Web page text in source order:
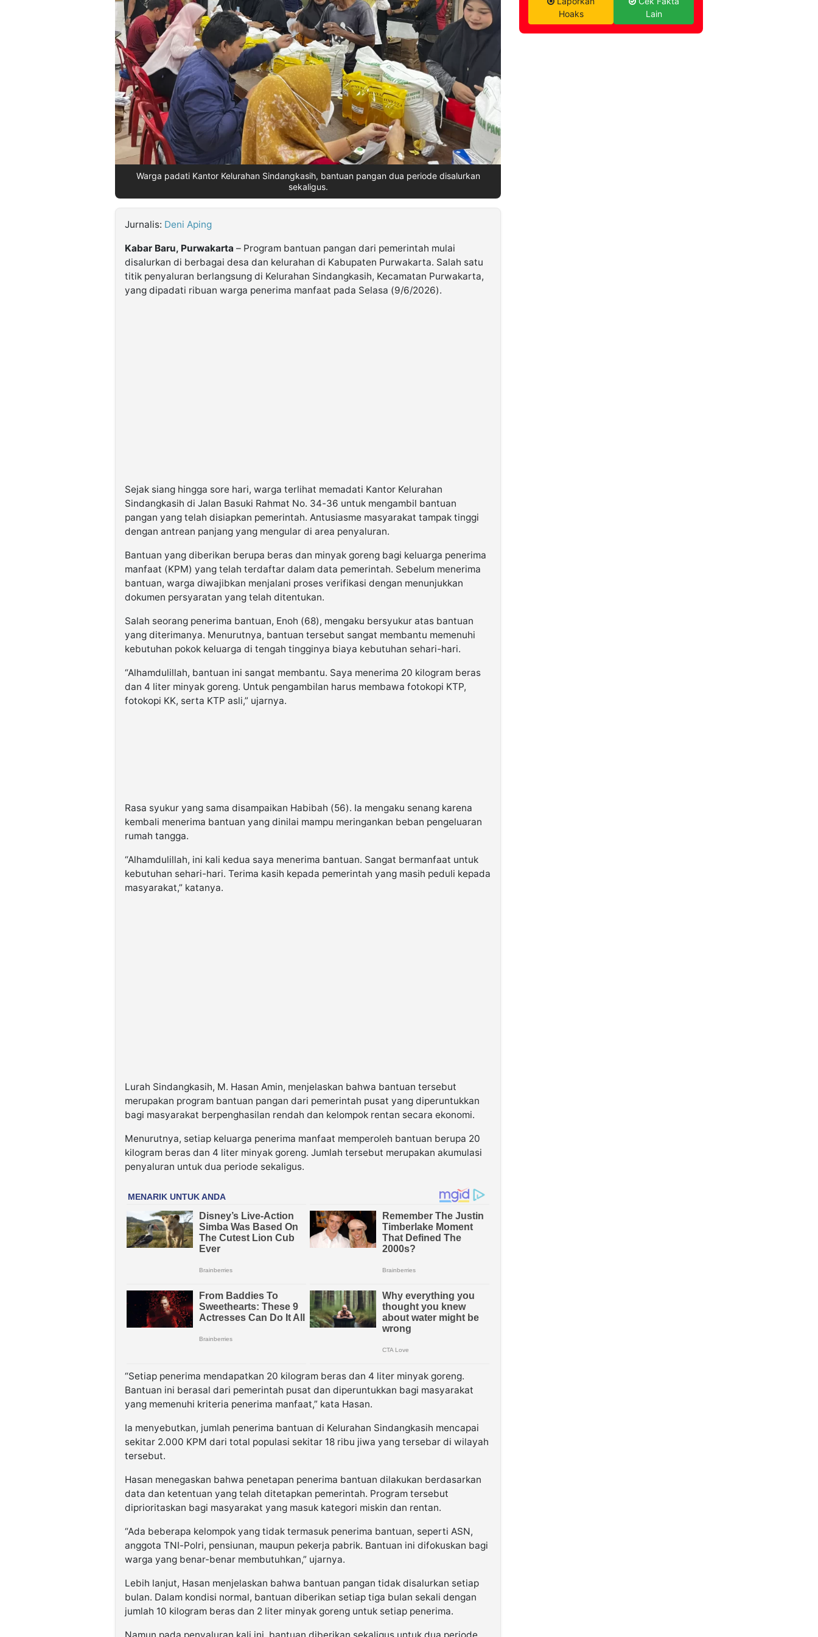
Warga padati Kantor Kelurahan Sindangkasih, bantuan pangan dua periode disalurkan
sekaligus.
Jurnalis: Deni Aping
Kabar Baru, Purwakarta – Program bantuan pangan dari pemerintah mulai
disalurkan di berbagai desa dan kelurahan di Kabupaten Purwakarta. Salah satu
titik penyaluran berlangsung di Kelurahan Sindangkasih, Kecamatan Purwakarta,
yang dipadati ribuan warga penerima manfaat pada Selasa (9/6/2026).
Sejak siang hingga sore hari, warga terlihat memadati Kantor Kelurahan
Sindangkasih di Jalan Basuki Rahmat No. 34-36 untuk mengambil bantuan
pangan yang telah disiapkan pemerintah. Antusiasme masyarakat tampak tinggi
dengan antrean panjang yang mengular di area penyaluran.
Bantuan yang diberikan berupa beras dan minyak goreng bagi keluarga penerima
manfaat (KPM) yang telah terdaftar dalam data pemerintah. Sebelum menerima
bantuan, warga diwajibkan menjalani proses verifikasi dengan menunjukkan
dokumen persyaratan yang telah ditentukan.
Salah seorang penerima bantuan, Enoh (68), mengaku bersyukur atas bantuan
yang diterimanya. Menurutnya, bantuan tersebut sangat membantu memenuhi
kebutuhan pokok keluarga di tengah tingginya biaya kebutuhan sehari-hari.
“Alhamdulillah, bantuan ini sangat membantu. Saya menerima 20 kilogram beras
dan 4 liter minyak goreng. Untuk pengambilan harus membawa fotokopi KTP,
fotokopi KK, serta KTP asli,” ujarnya.
Rasa syukur yang sama disampaikan Habibah (56). Ia mengaku senang karena
kembali menerima bantuan yang dinilai mampu meringankan beban pengeluaran
rumah tangga.
“Alhamdulillah, ini kali kedua saya menerima bantuan. Sangat bermanfaat untuk
kebutuhan sehari-hari. Terima kasih kepada pemerintah yang masih peduli kepada
masyarakat,” katanya.
Lurah Sindangkasih, M. Hasan Amin, menjelaskan bahwa bantuan tersebut
merupakan program bantuan pangan dari pemerintah pusat yang diperuntukkan
bagi masyarakat berpenghasilan rendah dan kelompok rentan secara ekonomi.
Menurutnya, setiap keluarga penerima manfaat memperoleh bantuan berupa 20
kilogram beras dan 4 liter minyak goreng. Jumlah tersebut merupakan akumulasi
penyaluran untuk dua periode sekaligus.
“Setiap penerima mendapatkan 20 kilogram beras dan 4 liter minyak goreng.
Bantuan ini berasal dari pemerintah pusat dan diperuntukkan bagi masyarakat
yang memenuhi kriteria penerima manfaat,” kata Hasan.
Ia menyebutkan, jumlah penerima bantuan di Kelurahan Sindangkasih mencapai
sekitar 2.000 KPM dari total populasi sekitar 18 ribu jiwa yang tersebar di wilayah
tersebut.
Hasan menegaskan bahwa penetapan penerima bantuan dilakukan berdasarkan
data dan ketentuan yang telah ditetapkan pemerintah. Program tersebut
diprioritaskan bagi masyarakat yang masuk kategori miskin dan rentan.
“Ada beberapa kelompok yang tidak termasuk penerima bantuan, seperti ASN,
anggota TNI-Polri, pensiunan, maupun pekerja pabrik. Bantuan ini difokuskan bagi
warga yang benar-benar membutuhkan,” ujarnya.
Lebih lanjut, Hasan menjelaskan bahwa bantuan pangan tidak disalurkan setiap
bulan. Dalam kondisi normal, bantuan diberikan setiap tiga bulan sekali dengan
jumlah 10 kilogram beras dan 2 liter minyak goreng untuk setiap penerima.
Hoaks
Lain